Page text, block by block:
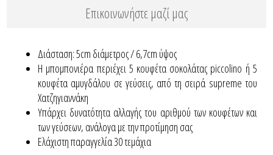
Επικοινωνήστε μαζί μας
Διάσταση: 5cm διάμετρος / 6,7cm ύψος
Η μπομπονιέρα περιέχει 5 κουφέτα σοκολάτας piccolino ή 5
κουφέτα αμυγδάλου σε γεύσεις, από τη σειρά supreme του
Χατζηγιαννάκη
Yπάρχει δυνατότητα αλλαγής του αριθμού των κουφέτων και
των γεύσεων, ανάλογα με την προτίμηση σας
Ελάχιστη παραγγελία 30 τεμάχια